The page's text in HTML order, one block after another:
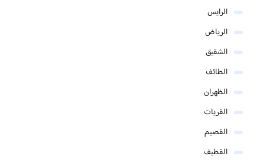
الرايس
الرياض
الشقيق
الطائف
الظهران
القريات
القصيم
القطيف